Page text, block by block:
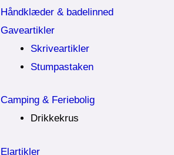
Håndklæder & badelinned
Gaveartikler
Skriveartikler
Stumpastaken
Camping & Feriebolig
Drikkekrus
Elartikler